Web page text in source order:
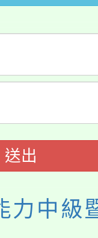
科技中
入校路
專業人
送出
力中級